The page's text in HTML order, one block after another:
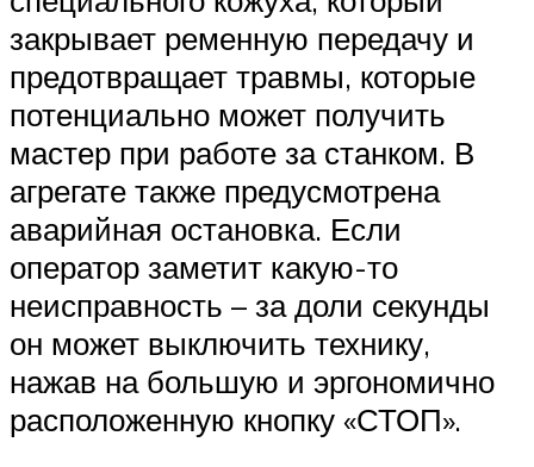
закрывает ременную передачу и
предотвращает травмы, которые
потенциально может получить
мастер при работе за станком. В
агрегате также предусмотрена
аварийная остановка. Если
оператор заметит какую-то
неисправность – за доли секунды
он может выключить технику,
нажав на большую и эргономично
расположенную кнопку «СТОП».